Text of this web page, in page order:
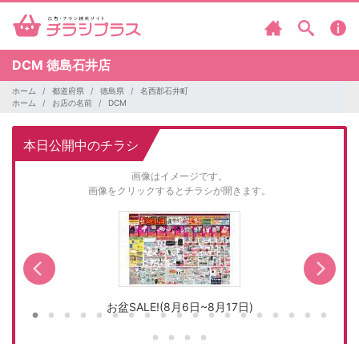
DCM 徳島石井店
ホーム 都道府県 徳島県
名西郡石井町
ホーム
お店の名前 DCM
本日公開中のチラシ
画像はイメージです。
画像をクリックするとチラシが開きます。
お盆SALE!(8月6日~8月17日)